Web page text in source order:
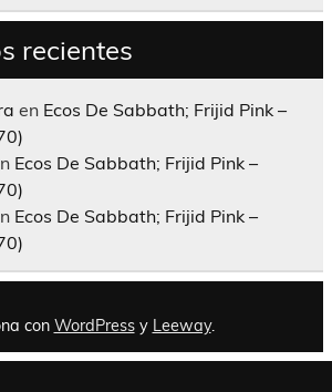
recientes
en Ecos De Sabbath; Frijid Pink –
Ecos De Sabbath; Frijid Pink –
Ecos De Sabbath; Frijid Pink –
con WordPressy Leeway.